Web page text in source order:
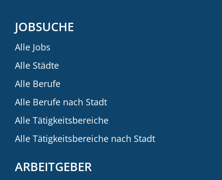
JOBSUCHE
Alle Jobs
Alle Städte
Alle Berufe
Alle Berufe nach Stadt
Alle Tätigkeitsbereiche
Alle Tätigkeitsbereiche nach Stadt
ARBEITGEBER